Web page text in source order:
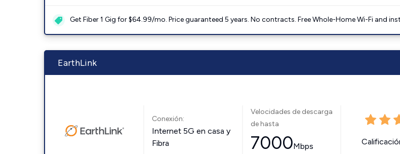
Get Fiber 1 Gig for $64.99/mo. Price guaranteed 5 years. No contracts. Free Whole-Home Wi-Fi and
EarthLink
Conexión:
Internet 5G en casa y
Fibra
Velocidades de descarga
de hasta
7000Mbps